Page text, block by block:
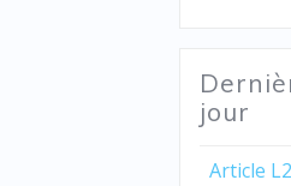
jour
Article